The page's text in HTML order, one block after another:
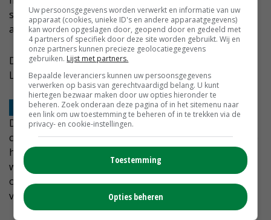
samenwerking moeten zoeken met minimaal twee
andere partijen.
D66 is een logische kandidaat en bijvoorbeeld JA21 of
Lokaal Limburg lijken ook goede kans te maken.
Zeeland
De kans dat de provincie Zeeland een rechts-
conservatieve coalitie krijgt is vrij groot. In de provincie
heeft de SGP al zijn vijf zetels in de Staten behouden,
wat een coalitie tussen BBB, SGP, VVD en CDA niet
onlogisch maakt. Samen hebben deze vier partijen 23
van de 39 zetels en dus een ruime meerderheid.
Uw persoonsgegevens worden verwerkt en informatie van uw
apparaat (cookies, unieke ID's en andere apparaatgegevens)
kan worden opgeslagen door, geopend door en gedeeld met
4 partners of specifiek door deze site worden gebruikt. Wij en
onze partners kunnen precieze geolocatiegegevens
gebruiken. Lijst met partners.
Bepaalde leveranciers kunnen uw persoonsgegevens
verwerken op basis van gerechtvaardigd belang. U kunt
hiertegen bezwaar maken door uw opties hieronder te
beheren. Zoek onderaan deze pagina of in het sitemenu naar
een link om uw toestemming te beheren of in te trekken via de
privacy- en cookie-instellingen.
Toestemming
Opties beheren